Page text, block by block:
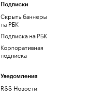
Подписки
Скрыть баннеры
на РБК
Подписка на РБК
Корпоративная
подписка
Уведомления
RSS Новости